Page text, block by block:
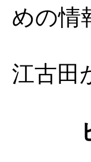
めの情
江古田